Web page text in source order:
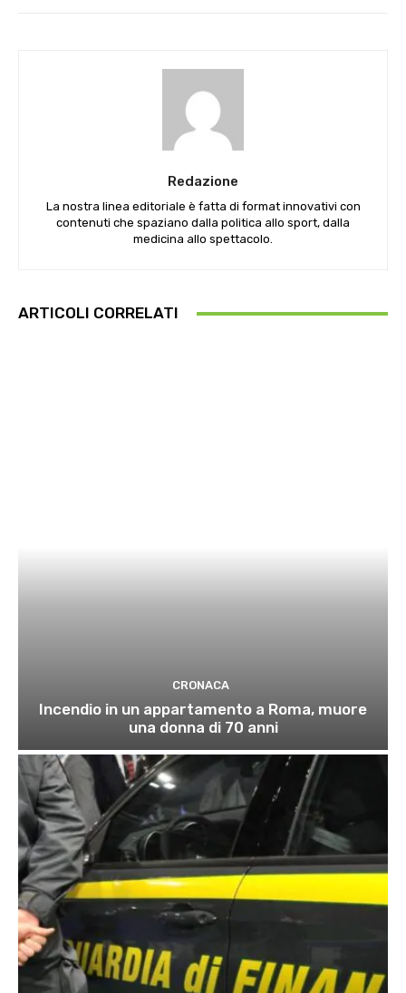
Redazione
La nostra linea editoriale è fatta di format innovativi con
contenuti che spaziano dalla politica allo sport, dalla
medicina allo spettacolo.
ARTICOLI CORRELATI
CRONACA
Incendio in un appartamento a Roma, muore
una donna di 70 anni